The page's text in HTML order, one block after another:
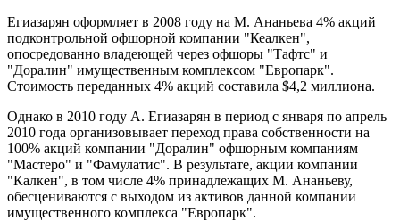
Егиазарян оформляет в 2008 году на М. Ананьева 4% акций
подконтрольной офшорной компании "Кеалкен",
опосредованно владеющей через офшоры "Тафтс" и
"Доралин" имущественным комплексом "Европарк".
Стоимость переданных 4% акций составила $4,2 миллиона.
Однако в 2010 году А. Егиазарян в период с января по апрель
2010 года организовывает переход права собственности на
100% акций компании "Доралин" офшорным компаниям
"Мастеро" и "Фамулатис". В результате, акции компании
"Калкен", в том числе 4% принадлежащих М. Ананьеву,
обесцениваются с выходом из активов данной компании
имущественного комплекса "Европарк".